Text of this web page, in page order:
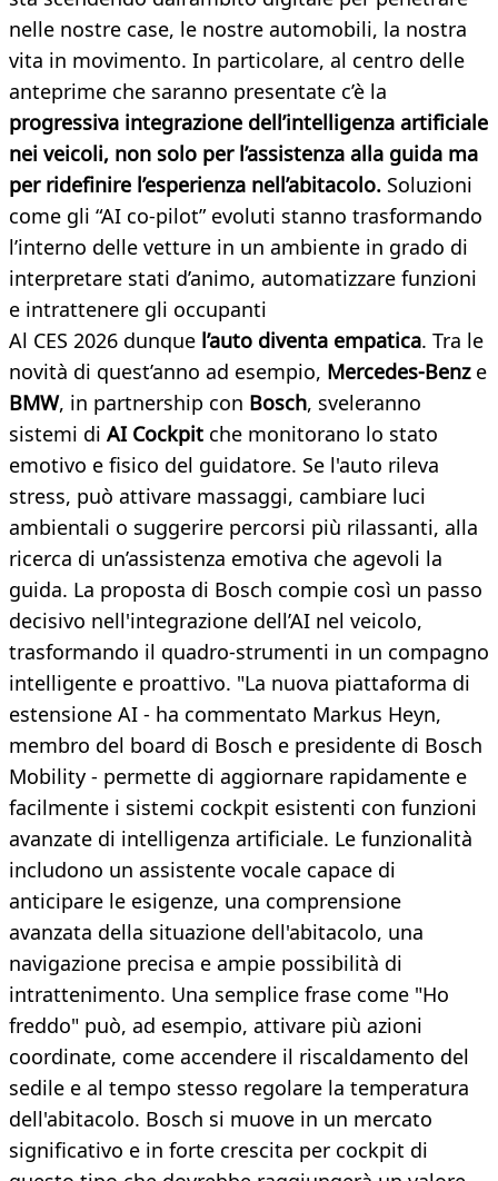
nelle nostre case, le nostre automobili, la nostra
vita in movimento. In particolare, al centro delle
anteprime che saranno presentate c’è la
progressiva integrazione dell’intelligenza artificiale
nei veicoli, non solo per l’assistenza alla guida ma
per ridefinire l’esperienza nell’abitacolo. Soluzioni
come gli “AI co-pilot” evoluti stanno trasformando
l’interno delle vetture in un ambiente in grado di
interpretare stati d’animo, automatizzare funzioni
e intrattenere gli occupanti
Al CES 2026 dunque l’auto diventa empatica. Tra le
novità di quest’anno ad esempio, Mercedes-Benze
BMW, in partnership con Bosch, sveleranno
sistemi di AI Cockpit che monitorano lo stato
emotivo e fisico del guidatore. Se l'auto rileva
stress, può attivare massaggi, cambiare luci
ambientali o suggerire percorsi più rilassanti, alla
ricerca di un’assistenza emotiva che agevoli la
guida. La proposta di Bosch compie così un passo
decisivo nell'integrazione dell’AI nel veicolo,
trasformando il quadro-strumenti in un compagno
intelligente e proattivo. "La nuova piattaforma di
estensione AI - ha commentato Markus Heyn,
membro del board di Bosch e presidente di Bosch
Mobility - permette di aggiornare rapidamente e
facilmente i sistemi cockpit esistenti con funzioni
avanzate di intelligenza artificiale. Le funzionalità
includono un assistente vocale capace di
anticipare le esigenze, una comprensione
avanzata della situazione dell'abitacolo, una
navigazione precisa e ampie possibilità di
intrattenimento. Una semplice frase come "Ho
freddo" può, ad esempio, attivare più azioni
coordinate, come accendere il riscaldamento del
sedile e al tempo stesso regolare la temperatura
dell'abitacolo. Bosch si muove in un mercato
significativo e in forte crescita per cockpit di